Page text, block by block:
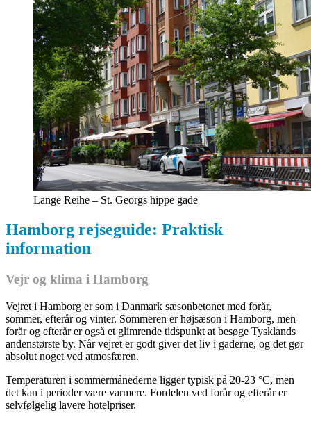
Lange Reihe – St. Georgs hippe gade
Hamborg rejseguide: Praktisk
information
Vejr og klima i Hamborg
Vejret i Hamborg er som i Danmark sæsonbetonet med forår,
sommer, efterår og vinter. Sommeren er højsæson i Hamborg, men
forår og efterår er også et glimrende tidspunkt at besøge Tysklands
andenstørste by. Når vejret er godt giver det liv i gaderne, og det gør
absolut noget ved atmosfæren.
Temperaturen i sommermånederne ligger typisk på 20-23 °C, men
det kan i perioder være varmere. Fordelen ved forår og efterår er
selvfølgelig lavere hotelpriser.